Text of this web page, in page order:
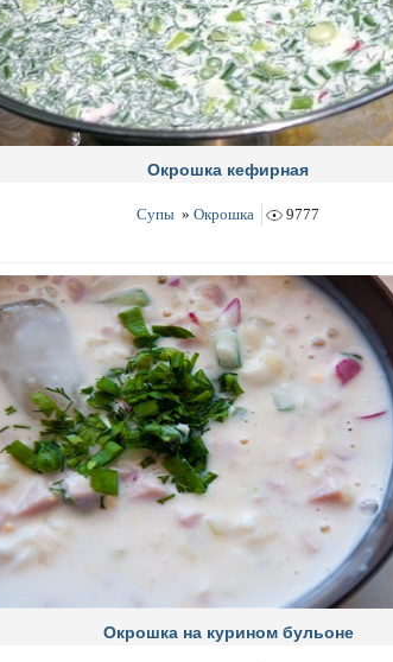
Окрошка кефирная
Супы » Окрошка 9777
Окрошка на курином бульоне